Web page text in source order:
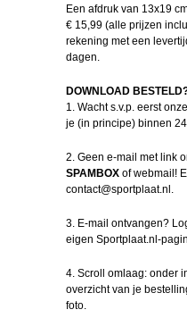
Een afdruk van 13x19
€ 15,99 (alle prijzen
rekening met een
dagen.
DOWNLOAD
1. Wacht s.v.p. eerst
je (in principe) binnen
2. Geen e-mail met link
SPAMBOX of webmail!
contact@sportplaat.nl.
3. E-mail ontvangen?
eigen Sportplaat.nl-
4. Scroll omlaag: onder
overzicht van je
foto.